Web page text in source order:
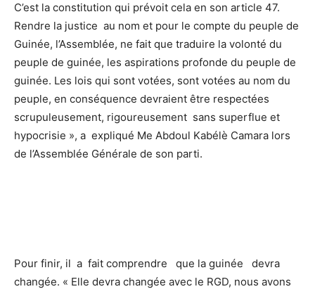
C’est la constitution qui prévoit cela en son article 47.
Rendre la justice au nom et pour le compte du peuple de
Guinée, l’Assemblée, ne fait que traduire la volonté du
peuple de guinée, les aspirations profonde du peuple de
guinée. Les lois qui sont votées, sont votées au nom du
peuple, en conséquence devraient être respectées
scrupuleusement, rigoureusement sans superflue et
hypocrisie », a expliqué Me Abdoul Kabélè Camara lors
de l’Assemblée Générale de son parti.
Pour finir, il a fait comprendre que la guinée devra
changée. « Elle devra changée avec le RGD, nous avons